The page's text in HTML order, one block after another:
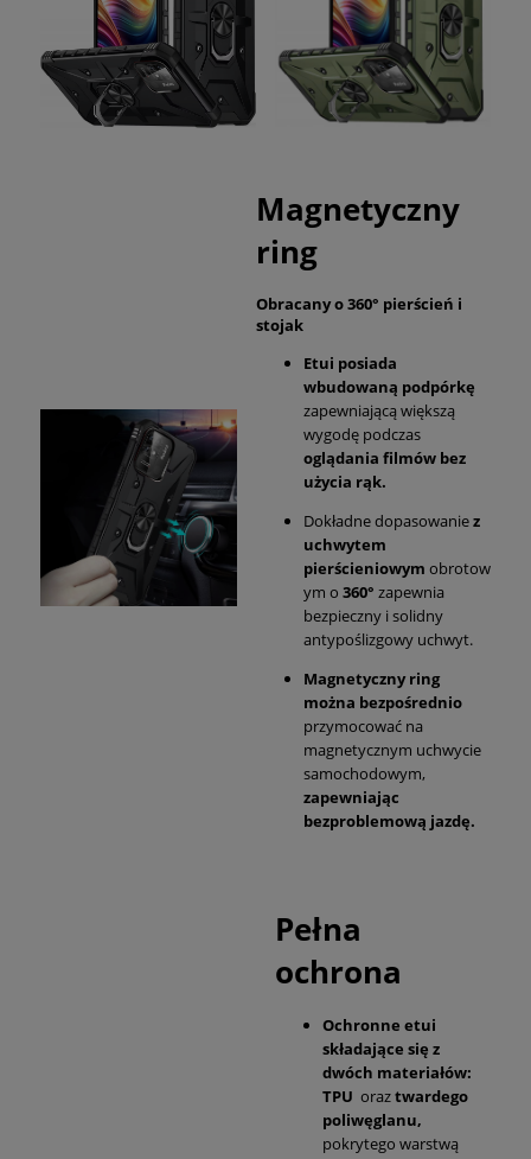
Magnetyczny
ring
Obracany o 360° pierścień i
stojak
Etui posiada
wbudowaną podpórkę
zapewniającą większą
wygodę podczas
oglądania filmów bez
użycia rąk.
Dokładne dopasowaniez
uchwytem
pierścieniowym obrotow
ym o 360° zapewnia
bezpieczny i solidny
antypoślizgowy uchwyt.
Magnetyczny ring
można bezpośrednio
przymocować na
magnetycznym uchwycie
samochodowym,
zapewniając
bezproblemową jazdę.
Pełna
ochrona
Ochronne etui
składające się z
dwóch materiałów:
TPU oraztwardego
poliwęglanu,
pokrytego warstwą